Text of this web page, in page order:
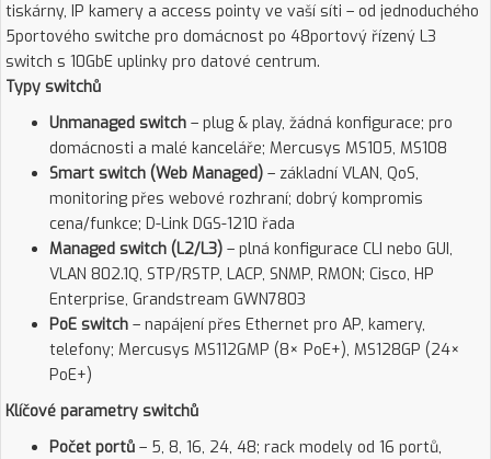
tiskárny, IP kamery a access pointy ve vaší síti – od jednoduchého
5portového switche pro domácnost po 48portový řízený L3
switch s 10GbE uplinky pro datové centrum.
Typy switchů
Unmanaged switch – plug & play, žádná konfigurace; pro
domácnosti a malé kanceláře; Mercusys MS105, MS108
Smart switch (Web Managed) – základní VLAN, QoS,
monitoring přes webové rozhraní; dobrý kompromis
cena/funkce; D-Link DGS-1210 řada
Managed switch (L2/L3) – plná konfigurace CLI nebo GUI,
VLAN 802.1Q, STP/RSTP, LACP, SNMP, RMON; Cisco, HP
Enterprise, Grandstream GWN7803
PoE switch – napájení přes Ethernet pro AP, kamery,
telefony; Mercusys MS112GMP (8× PoE+), MS128GP (24×
PoE+)
Klíčové parametry switchů
Počet portů – 5, 8, 16, 24, 48; rack modely od 16 portů,